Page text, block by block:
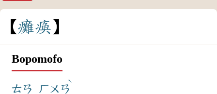
癱瘓
Bopomofo
ㄊㄢ ㄏㄨㄢ
ˋ